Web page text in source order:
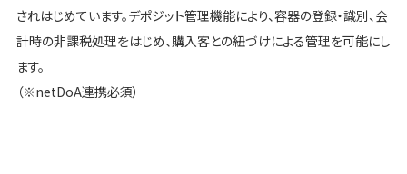
されはじめています。デポジット管理機能により、容器の登録・識別、会
計時の非課税処理をはじめ、購入客との紐づけによる管理を可能にし
ます。
（※netDoA連携必須）